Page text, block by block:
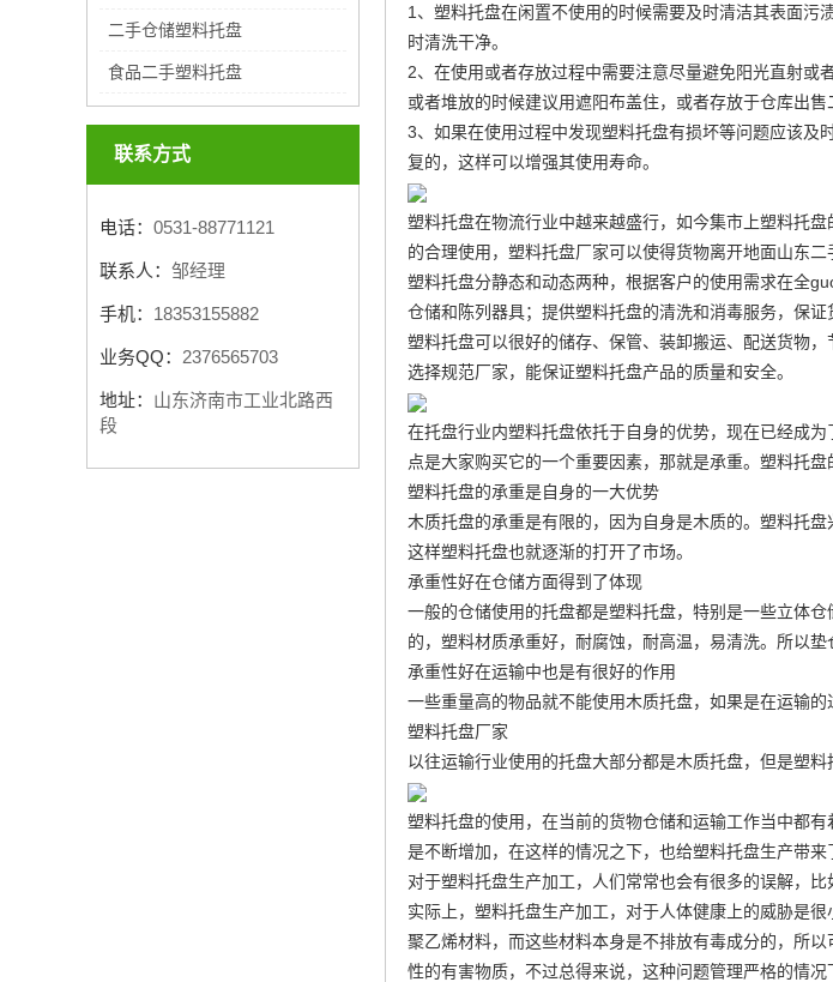
二手仓储塑料托盘
食品二手塑料托盘
联系方式
电话： 0531-88771121
联系人： 邹经理
手机： 18353155882
业务QQ： 2376565703
地址： 山东济南市工业北路西
段
1、塑料托盘在闲置不使用的时候需要及时清洁其表面污
时清洗干净。
2、在使用或者存放过程中需要注意尽量避免阳光直射或
或者堆放的时候建议用遮阳布盖住，或者存放于仓库出售
3、如果在使用过程中发现塑料托盘有损坏等问题应该及
复的，这样可以增强其使用寿命。
塑料托盘在物流行业中越来越盛行，如今集市上塑料托
的合理使用，塑料托盘厂家可以使得货物离开地面山东二
塑料托盘分静态和动态两种，根据客户的使用需求在全
仓储和陈列器具；提供塑料托盘的清洗和消毒服务，保
塑料托盘可以很好的储存、保管、装卸搬运、配送货物
选择规范厂家，能保证塑料托盘产品的质量和安全。
在托盘行业内塑料托盘依托于自身的优势，现在已经成
点是大家购买它的一个重要因素，那就是承重。塑料托
塑料托盘的承重是自身的一大优势
木质托盘的承重是有限的，因为自身是木质的。塑料托
这样塑料托盘也就逐渐的打开了市场。
承重性好在仓储方面得到了体现
一般的仓储使用的托盘都是塑料托盘，特别是一些立体
的，塑料材质承重好，耐腐蚀，耐高温，易清洗。所以垫
承重性好在运输中也是有很好的作用
一些重量高的物品就不能使用木质托盘，如果是在运输
塑料托盘厂家
以往运输行业使用的托盘大部分都是木质托盘，但是塑
塑料托盘的使用，在当前的货物仓储和运输工作当中都
是不断增加，在这样的情况之下，也给塑料托盘生产带来
对于塑料托盘生产加工，人们常常也会有很多的误解，
实际上，塑料托盘生产加工，对于人体健康上的威胁是
聚乙烯材料，而这些材料本身是不排放有毒成分的，所
性的有害物质，不过总得来说，这种问题管理严格的情况